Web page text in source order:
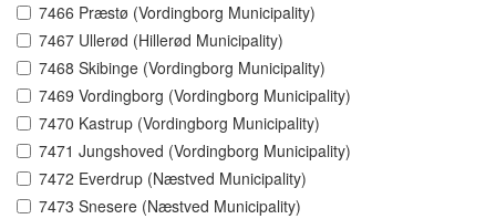
7466 Præstø (Vordingborg Municipality)
7467 Ullerød (Hillerød Municipality)
7468 Skibinge (Vordingborg Municipality)
7469 Vordingborg (Vordingborg Municipality)
7470 Kastrup (Vordingborg Municipality)
7471 Jungshoved (Vordingborg Municipality)
7472 Everdrup (Næstved Municipality)
7473 Snesere (Næstved Municipality)